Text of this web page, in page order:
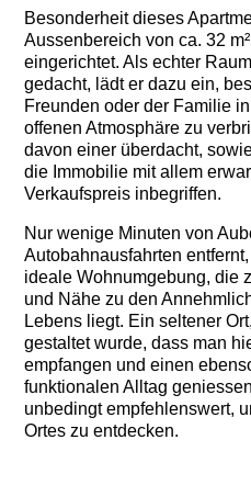
Besonderheit dieses
Aussenbereich von ca. 32
eingerichtet. Als echter
gedacht, lädt er dazu ein,
Freunden oder der Familie
offenen Atmosphäre zu
davon einer überdacht,
die Immobilie mit allem
Verkaufspreis inbegriffen.
Nur wenige Minuten von
Autobahnausfahrten
ideale Wohnumgebung, die
und Nähe zu den
Lebens liegt. Ein seltener
gestaltet wurde, dass man
empfangen und einen
funktionalen Alltag
unbedingt empfehlenswert,
Ortes zu entdecken.